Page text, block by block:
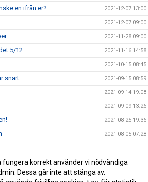
en ifrån er? 2021-12-07 13:00
2021-12-07 09:00
2021-11-28 09:00
5/12 2021-11-16 14:58
2021-10-15 08:45
snart 2021-09-15 08:59
2021-09-14 19:08
2021-09-09 13:26
2021-08-25 19:36
2021-08-05 07:28
2021-07-09 09:10
2021-05-25 11:08
fungera korrekt använder vi nödvändiga
Dessa går inte att stänga av.